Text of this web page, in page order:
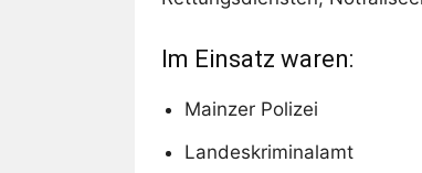
Im Einsatz waren:
Mainzer Polizei
Landeskriminalamt